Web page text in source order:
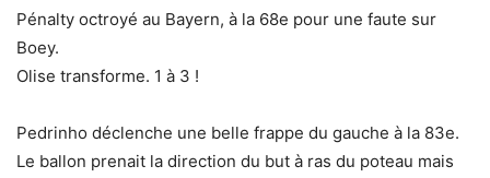
Pénalty octroyé au Bayern, à la 68e pour une faute sur
Boey.
Olise transforme. 1 à 3 !
Pedrinho déclenche une belle frappe du gauche à la 83e.
Le ballon prenait la direction du but à ras du poteau mais